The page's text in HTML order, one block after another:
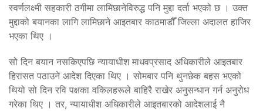
स्वर्णलक्ष्मी सहकारी ठगीमा लामिछानेविरुद्ध पनि मुद्दा दर्ता भएको छ । उक्त
मुद्दाको बयानका लागि लामिछाने आइतबार काठमाडौँ जिल्ला अदालत हाजिर
भएका थिए ।
सो दिन बयान नसकिएपछि न्यायाधीश माधवप्रसाद अधिकारीले आइतबार
हिरासत पठाउने आदेश दिएका थिए । सोमबार पनि थुनछेक बहस भएको
थियो सो दिन रवि पक्षका वकिलहरूले बाहिरै राखेर अनुसन्धान गर्न अनुरोध
गरेका थिए । तर, न्यायाधीश अधिकारीले आइतबारको आदेशलाई नै